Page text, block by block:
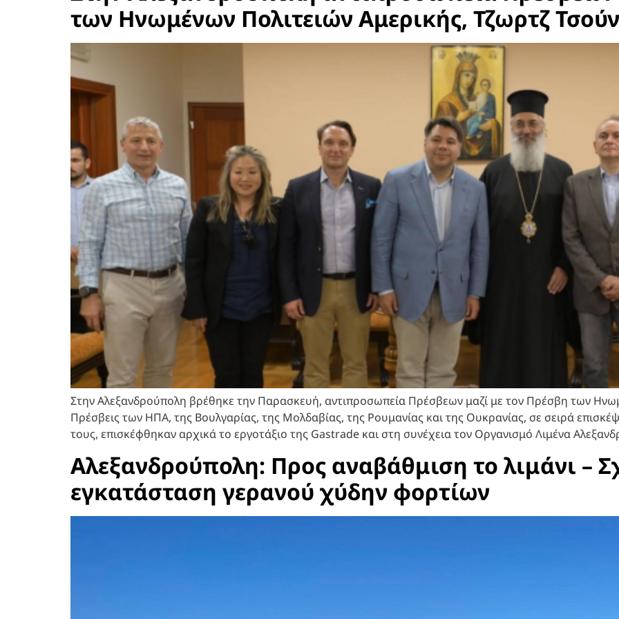
των Ηνωμένων Πολιτειών Αμερικής, Τζωρτζ
Στην Αλεξανδρούπολη βρέθηκε την Παρασκευή, αντιπροσωπεία Πρέσβεων μαζί με τον Πρέσβη των
Πρέσβεις των ΗΠΑ, της Βουλγαρίας, της Μολδαβίας, της Ρουμανίας και της Ουκρανίας, σε σειρά
τους, επισκέφθηκαν αρχικά το εργοτάξιο της Gastrade και στη συνέχεια τον Οργανισμό Λιμένα
Αλεξανδρούπολη: Προς αναβάθμιση το λιμάνι –
εγκατάσταση γερανού χύδην φορτίων